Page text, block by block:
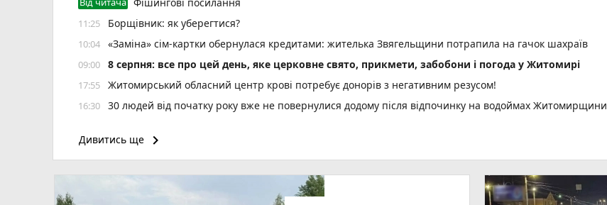
11:25 Борщівник: як уберегтися?
10:04 «Заміна» сім-картки обернулася кредитами: жителька Звягельщини потрапила на гачок шахраїв
09:00 8 серпня: все про цей день, яке церковне свято, прикмети, забобони і погода у Житомирі
17:55 Житомирський обласний центр крові потребує донорів з негативним резусом!
16:30 30 людей від початку року вже не повернулися додому після відпочинку на водоймах Житомирщини
Дивитись ще keyboard_arrow_right